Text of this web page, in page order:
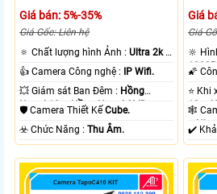
Giá bán: 5%-35%
Giá Gốc: Liên hệ
🔅 Chất lượng hình Ảnh :Ultra 2k +
.
👍 Camera Công nghệ :
IP Wifi.
💥 Giám sát Ban Đêm : Hồng
Ngoại 10m Hồng Ngoại SMD.
🛡 Camera Thiết KếCube.
️☣️ Chức Năng :Thu Âm.
Giá
Giá
🔆
1080P .
10m
🕸️
+